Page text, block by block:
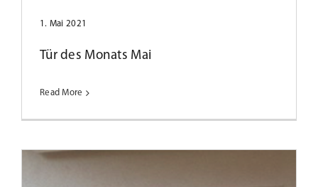
1. Mai 2021
Tür des Monats Mai
Read More